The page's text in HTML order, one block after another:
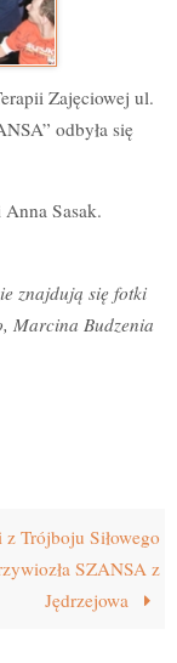
Zajęciowej ul.
odbyła się
Sasak.
znajdują się fotki
Marcina Budzenia
z Trójboju Siłowego
SZANSA z
Jędrzejowa